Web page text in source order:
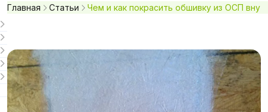
Главная Статьи Чем и как покрасить обшивку из ОСП